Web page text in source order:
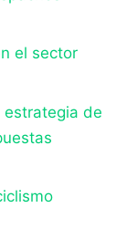
el sector
estrategia de